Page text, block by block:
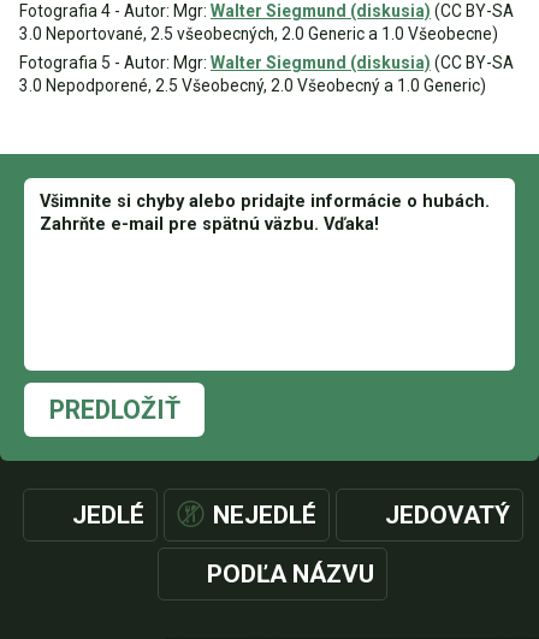
Fotografia 4 - Autor: Mgr: Walter Siegmund (diskusia) (CC BY-SA
3.0 Neportované, 2.5 všeobecných, 2.0 Generic a 1.0 Všeobecne)
Fotografia 5 - Autor: Mgr: Walter Siegmund (diskusia) (CC BY-SA
3.0 Nepodporené, 2.5 Všeobecný, 2.0 Všeobecný a 1.0 Generic)
PREDLOŽIŤ
JEDLÉ NEJEDLÉ JEDOVATÝ
PODĽA NÁZVU